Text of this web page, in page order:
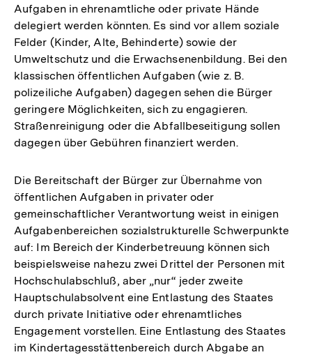
Aufgaben in ehrenamtliche oder private Hände
delegiert werden könnten. Es sind vor allem soziale
Felder (Kinder, Alte, Behinderte) sowie der
Umweltschutz und die Erwachsenenbildung. Bei den
klassischen öffentlichen Aufgaben (wie z. B.
polizeiliche Aufgaben) dagegen sehen die Bürger
geringere Möglichkeiten, sich zu engagieren.
Straßenreinigung oder die Abfallbeseitigung sollen
dagegen über Gebühren finanziert werden.
Die Bereitschaft der Bürger zur Übernahme von
öffentlichen Aufgaben in privater oder
gemeinschaftlicher Verantwortung weist in einigen
Aufgabenbereichen sozialstrukturelle Schwerpunkte
auf: Im Bereich der Kinderbetreuung können sich
beispielsweise nahezu zwei Drittel der Personen mit
Hochschulabschluß, aber „nur“ jeder zweite
Hauptschulabsolvent eine Entlastung des Staates
durch private Initiative oder ehrenamtliches
Engagement vorstellen. Eine Entlastung des Staates
im Kindertagesstättenbereich durch Abgabe an